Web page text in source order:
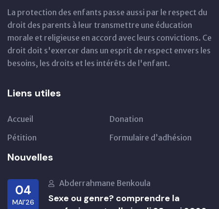
La protection des enfants passe aussi par le respect du
droit des parents à leur transmettre une éducation
morale et religieuse en accord avec leurs convictions. Ce
droit doit s'exercer dans un esprit de respect envers les
besoins, les droits et les intérêts de l'enfant.
Liens utiles
Accueil
Donation
Pétition
Formulaire d’adhésion
Nouvelles
04
MAI’26
Abderrahmane Benkoula
Sexe ou genre? comprendre la